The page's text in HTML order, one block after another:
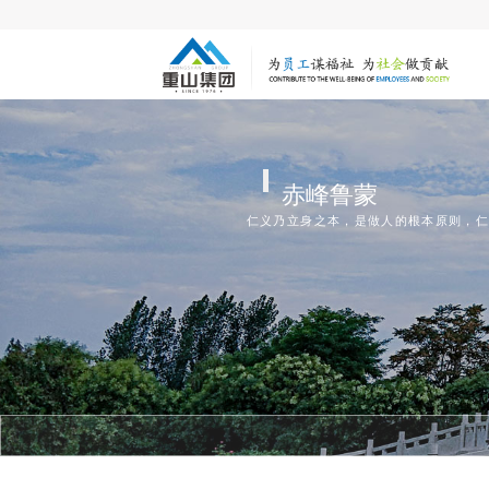
赤峰鲁蒙
仁义乃立身之本，是做人的根本原则，